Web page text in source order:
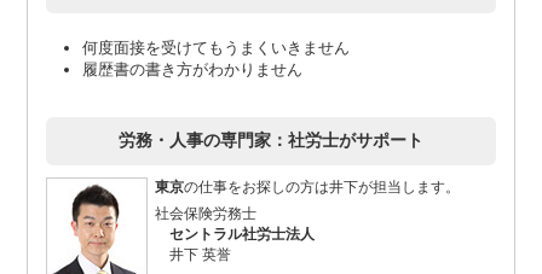
何度面接を受けてもうまくいきません
履歴書の書き方がわかりません
労務・人事の専門家：社労士がサポート
東京の仕事をお探しの方は井下が担当します。
社会保険労務士
セントラル社労士法人
井下 英誉